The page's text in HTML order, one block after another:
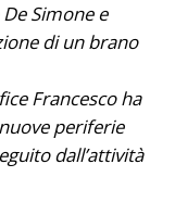
De Simone e
di un brano
Francesco ha
periferie
dall’attività